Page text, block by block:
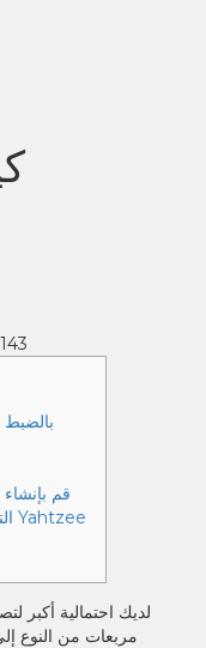
143
بالضبط
قم
لديك احتمالية أكبر
مربعات من النوع